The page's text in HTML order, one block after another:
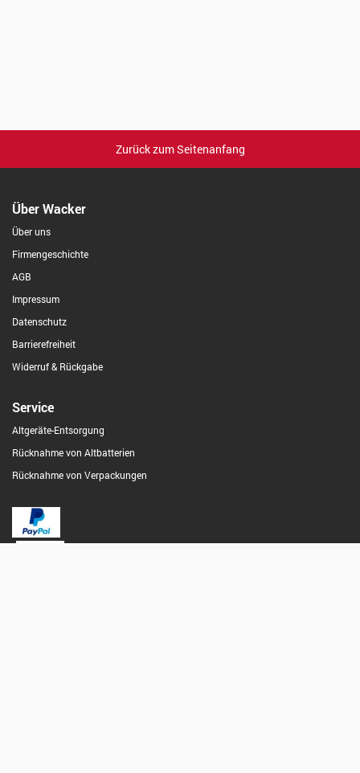
Zurück zum Seitenanfang
Über Wacker
Über uns
Firmengeschichte
AGB
Impressum
Datenschutz
Barrierefreiheit
Widerruf & Rückgabe
Service
Altgeräte-Entsorgung
Rücknahme von Altbatterien
Rücknahme von Verpackungen